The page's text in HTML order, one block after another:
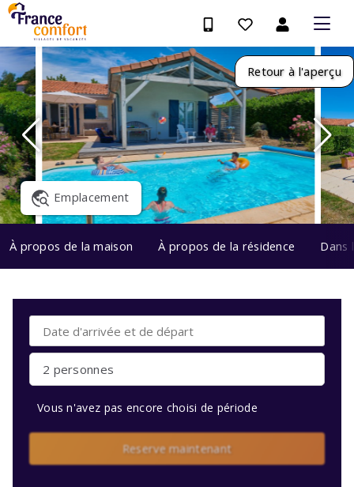
Retour à l'aperçu
Emplacement
À propos de la maison À propos de la résidence Dans
2 personnes
Vous n'avez pas encore choisi de période
Reserve maintenant